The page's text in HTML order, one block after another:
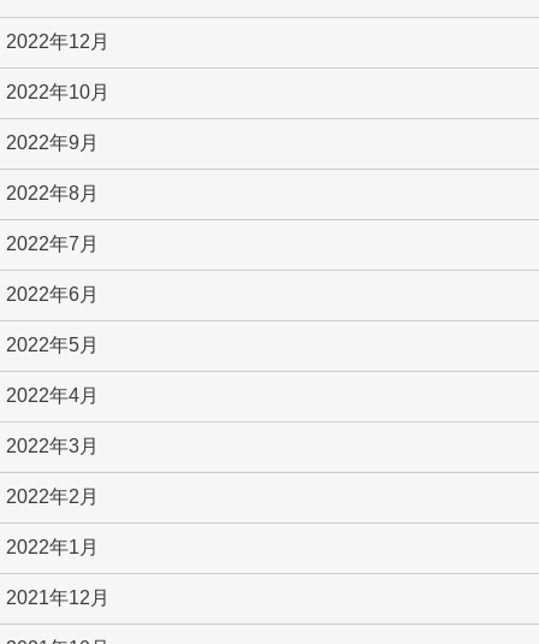
2022年12月
2022年10月
2022年9月
2022年8月
2022年7月
2022年6月
2022年5月
2022年4月
2022年3月
2022年2月
2022年1月
2021年12月